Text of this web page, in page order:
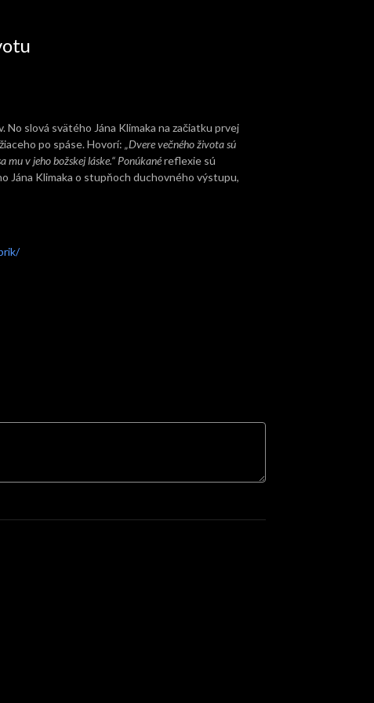
slová svätého Jána Klimaka na začiatku prvej
po spáse. Hovorí: „Dvere večného života sú
v jeho božskej láske.“ Ponúkanéreflexie sú
Jána Klimaka o stupňoch duchovného výstupu,